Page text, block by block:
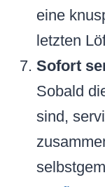
eine
letzten
Sofort
Sobald
sind,